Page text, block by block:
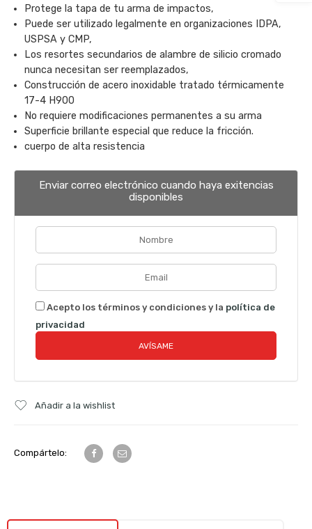
Protege la tapa de tu arma de impactos,
Puede ser utilizado legalmente en organizaciones IDPA,
USPSA y CMP,
Los resortes secundarios de alambre de silicio cromado
nunca necesitan ser reemplazados,
Construcción de acero inoxidable tratado térmicamente
17-4 H900
No requiere modificaciones permanentes a su arma
Superficie brillante especial que reduce la fricción.
cuerpo de alta resistencia
Enviar correo electrónico cuando haya exitencias
disponibles
Acepto los términos y condiciones y la política de
privacidad
Añadir a la wishlist
Compártelo: